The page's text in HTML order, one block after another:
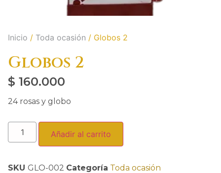
Inicio / Toda ocasión / Globos 2
Globos 2
$ 160.000
24 rosas y globo
Añadir al carrito
SKU GLO-002 Categoría Toda ocasión